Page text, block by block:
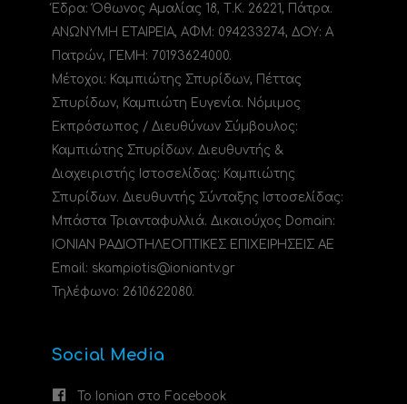
Έδρα: Όθωνος Αμαλίας 18, Τ.Κ. 26221, Πάτρα.
ΑΝΩΝΥΜΗ ΕΤΑΙΡΕΙΑ, ΑΦΜ: 094233274, ΔΟΥ: A
Πατρών, ΓΕΜΗ: 70193624000.
Μέτοχοι: Καμπιώτης Σπυρίδων, Πέττας
Σπυρίδων, Καμπιώτη Ευγενία. Νόμιμος
Εκπρόσωπος / Διευθύνων Σύμβουλος:
Καμπιώτης Σπυρίδων. Διευθυντής &
Διαχειριστής Ιστοσελίδας: Καμπιώτης
Σπυρίδων. Διευθυντής Σύνταξης Ιστοσελίδας:
Μπάστα Τριανταφυλλιά. Δικαιούχος Domain:
ΙΟΝΙΑΝ ΡΑΔΙΟΤΗΛΕΟΠΤΙΚΕΣ ΕΠΙΧΕΙΡΗΣΕΙΣ ΑΕ
Email: skampiotis@ioniantv.gr
Τηλέφωνο: 2610622080.
Social Media
Το Ionian στο Facebook